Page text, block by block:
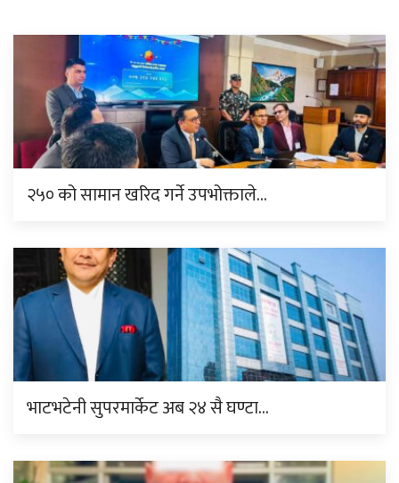
२५० को सामान खरिद गर्ने उपभोक्ताले…
भाटभटेनी सुपरमार्केट अब २४ सै घण्टा…